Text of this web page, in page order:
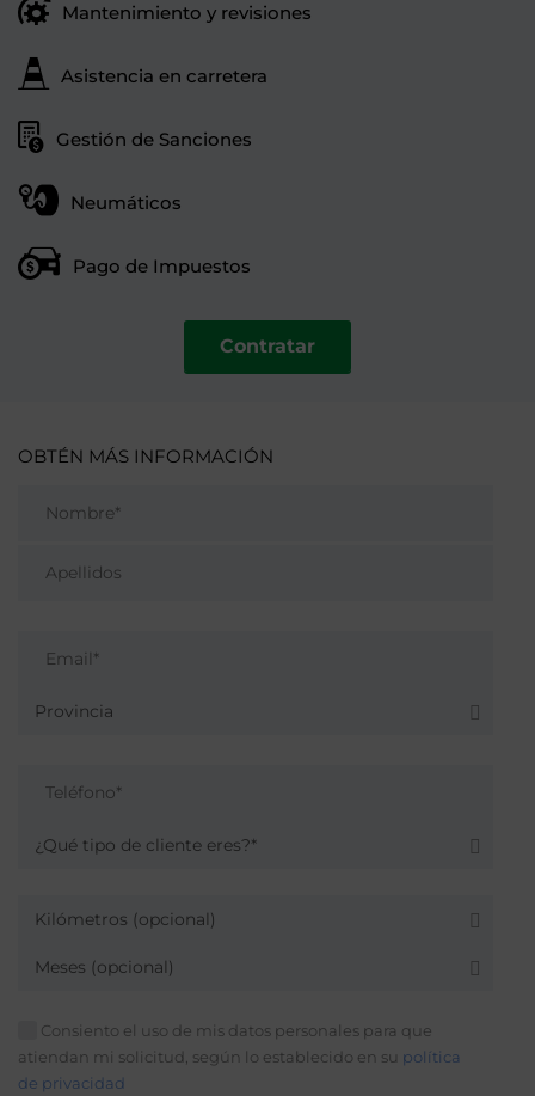
Mantenimiento y revisiones
Asistencia en carretera
Gestión de Sanciones
Neumáticos
Pago de Impuestos
Contratar
OBTÉN MÁS INFORMACIÓN
Provincia
¿Qué tipo de cliente eres?*
Kilómetros (opcional)
Meses (opcional)
Consiento el uso de mis datos personales para que
atiendan mi solicitud, según lo establecido en su política
de privacidad